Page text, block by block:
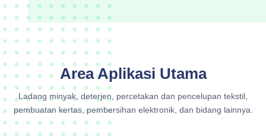
Area Aplikasi Utama
Ladang minyak, deterjen, percetakan dan pencelupan tekstil,
pembuatan kertas, pembersihan elektronik, dan bidang lainnya.